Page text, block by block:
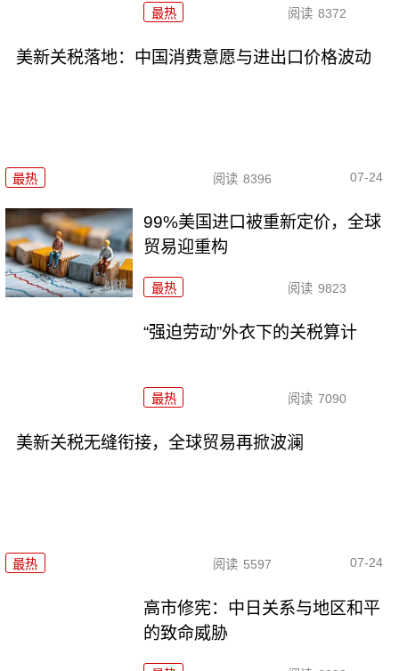
最热 阅读 8372
美新关税落地：中国消费意愿与进出口价格波动
最热 阅读 8396 07-24
99%美国进口被重新定价，全球
贸易迎重构
最热 阅读 9823
“强迫劳动”外衣下的关税算计
最热 阅读 7090
美新关税无缝衔接，全球贸易再掀波澜
最热 阅读 5597 07-24
高市修宪：中日关系与地区和平
的致命威胁